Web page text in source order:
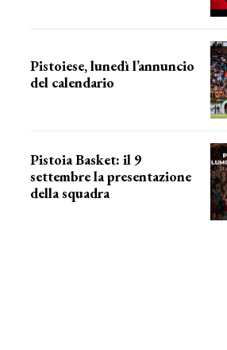
Pistoiese, lunedì l’annuncio
del calendario
Pistoia Basket: il 9
settembre la presentazione
della squadra